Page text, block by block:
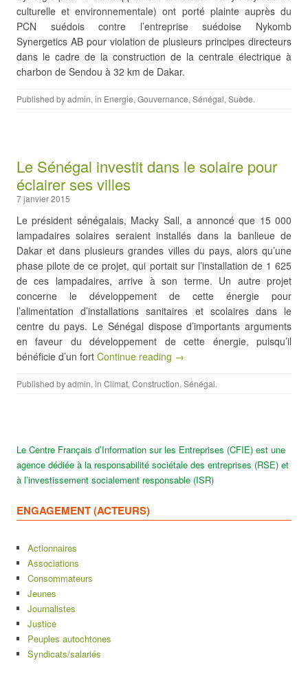
culturelle et environnementale) ont porté plainte auprès du
PCN suédois contre l’entreprise suédoise Nykomb
Synergetics AB pour violation de plusieurs principes directeurs
dans le cadre de la construction de la centrale électrique à
charbon de Sendou à 32 km de Dakar.
Published byadmin, in Energie, Gouvernance, Sénégal, Suède.
Le Sénégal investit dans le solaire pour
éclairer ses villes
7 janvier 2015
Le président sénégalais, Macky Sall, a annoncé que 15 000
lampadaires solaires seraient installés dans la banlieue de
Dakar et dans plusieurs grandes villes du pays, alors qu’une
phase pilote de ce projet, qui portait sur l’installation de 1 625
de ces lampadaires, arrive à son terme. Un autre projet
concerne le développement de cette énergie pour
l’alimentation d’installations sanitaires et scolaires dans le
centre du pays. Le Sénégal dispose d’importants arguments
en faveur du développement de cette énergie, puisqu’il
bénéficie d’un fort Continue reading →
Published byadmin, in Climat, Construction, Sénégal.
Le Centre Français d’Information sur les Entreprises (CFIE) est une
agence dédiée à la responsabilité sociétale des entreprises (RSE) et
à l’investissement socialement responsable (ISR)
ENGAGEMENT (ACTEURS)
Actionnaires
Associations
Consommateurs
Jeunes
Journalistes
Justice
Peuples autochtones
Syndicats/salariés